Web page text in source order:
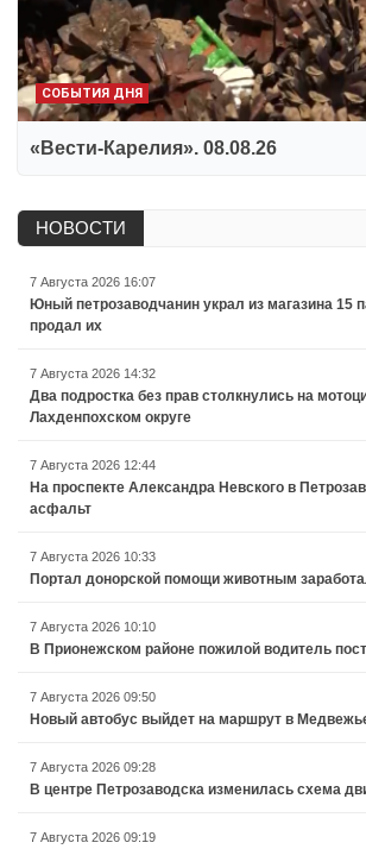
СОБЫТИЯ ДНЯ
«Вести-Карелия». 08.08.26
НОВОСТИ
7 Августа 2026 16:07
Юный петрозаводчанин украл из магазина 15
продал их
7 Августа 2026 14:32
Два подростка без прав столкнулись на
Лахденпохском округе
7 Августа 2026 12:44
На проспекте Александра Невского в
асфальт
7 Августа 2026 10:33
Портал донорской помощи животным
7 Августа 2026 10:10
В Прионежском районе пожилой водитель
7 Августа 2026 09:50
Новый автобус выйдет на маршрут в
7 Августа 2026 09:28
В центре Петрозаводска изменилась схема
7 Августа 2026 09:19